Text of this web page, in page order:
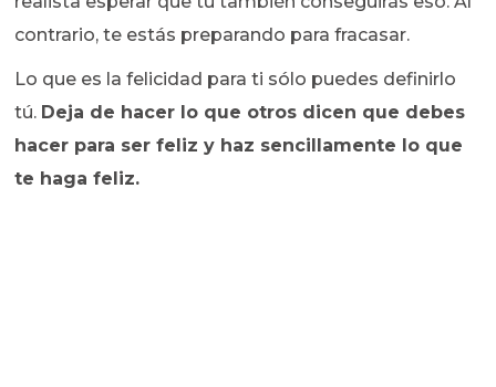
contrario, te estás preparando para fracasar.
Lo que es la felicidad para ti sólo puedes definirlo
tú. Deja de hacer lo que otros dicen que debes
hacer para ser feliz y haz sencillamente lo que
te haga feliz.